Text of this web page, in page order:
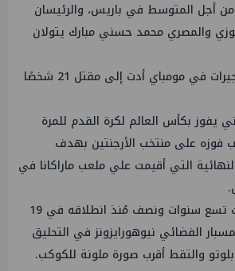
من أجل المتوسط في باريس، والرئيسان
والمصري محمد حسني مبارك يتولان
2011 - وقوع ثلاث تفجيرات في مومباي أدت إلى مقتل 21 شخصًا
يفوز بكأس العالم لكرة القدم للمرة
فوزه على منتخب الأرجنتين بهدف
التي أقيمت علي ملعب ماراكانا في
2015 - بعد رحلة دامت تسع سنوات ونصف مُنذ انطلاقه في 19
نَجحَ المسبار الفضائي نيوهورايزونز في التحليق
والتقط أقرب صورة ملونة للكوكب.